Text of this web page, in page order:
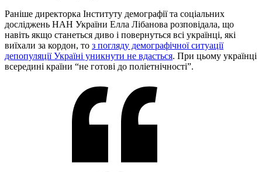
Раніше директорка Інституту демографії та соціальних
досліджень НАН України Елла Лібанова розповідала, що
навіть якщо станеться диво і повернуться всі українці, які
виїхали за кордон, то з погляду демографічної ситуації
депопуляції Україні уникнути не вдасться. При цьому українці
всередині країни “не готові до поліетнічності”.